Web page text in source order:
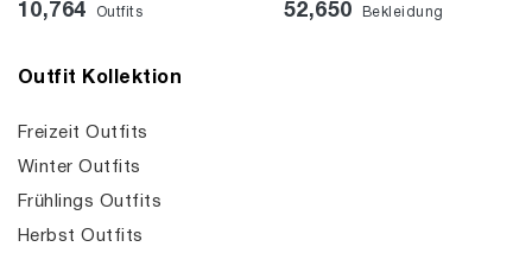
10,764 Outfits 52,650 Bekleidung
Outfit Kollektion
Freizeit Outfits
Winter Outfits
Frühlings Outfits
Herbst Outfits